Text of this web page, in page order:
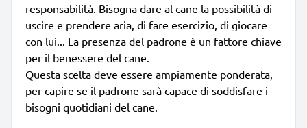
responsabilità. Bisogna dare al cane la possibilità di
uscire e prendere aria, di fare esercizio, di giocare
con lui... La presenza del padrone è un fattore chiave
per il benessere del cane.
Questa scelta deve essere ampiamente ponderata,
per capire se il padrone sarà capace di soddisfare i
bisogni quotidiani del cane.